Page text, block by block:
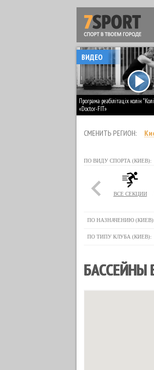
Програма реабілітаціх колін
«Doctor-FIT»
ВИДЕО
СМЕНИТЬ РЕГИОН:
ПО ВИДУ СПОРТА (КИЕВ):
ВСЕ СЕКЦИИ
ПО НАЗНАЧЕНИЮ (КИЕВ):
ПО ТИПУ КЛУБА (КИЕВ):
БАССЕЙНЫ